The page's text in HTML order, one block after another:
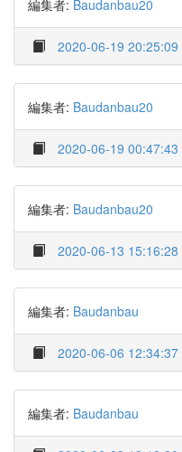
編集者: Baudanbau20
2020-06-19 20:25:09
編集者: Baudanbau20
2020-06-19 00:47:43
編集者: Baudanbau20
2020-06-13 15:16:28
編集者: Baudanbau
2020-06-06 12:34:37
編集者: Baudanbau